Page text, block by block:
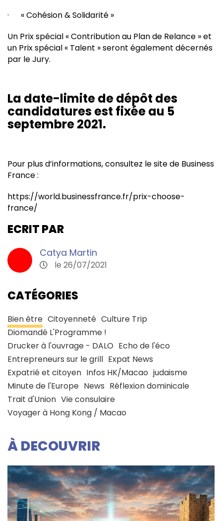
· « Cohésion & Solidarité »
Un Prix spécial « Contribution au Plan de Relance » et
un Prix spécial « Talent » seront également décernés
par le Jury.
La date-limite de dépôt des
candidatures est fixée au 5
septembre 2021.
Pour plus d’informations,consultez le site de Business
France:
https://world.businessfrance.fr/prix-choose-
france/
ECRIT PAR
Catya Martin
le 26/07/2021
CATÉGORIES
Bien être Citoyenneté Culture Trip
Diomandé L'Programme !
Drucker à l'ouvrage - DALO Echo de l'éco
Entrepreneurs sur le grill Expat News
Expatrié et citoyen Infos HK/Macao judaisme
Minute de l'Europe News Réflexion dominicale
Trait d'Union Vie consulaire
Voyager à Hong Kong / Macao
À DECOUVRIR